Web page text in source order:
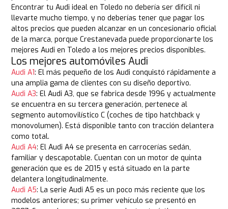
Encontrar tu Audi ideal en Toledo no debería ser difícil ni
llevarte mucho tiempo, y no deberías tener que pagar los
altos precios que pueden alcanzar en un concesionario oficial
de la marca, porque Crestanevada puede proporcionarte los
mejores Audi en Toledo a los mejores precios disponibles.
Los mejores automóviles Audi
Audi A1: El más pequeño de los Audi conquistó rápidamente a
una amplia gama de clientes con su diseño deportivo.
Audi A3: El Audi A3, que se fabrica desde 1996 y actualmente
se encuentra en su tercera generación, pertenece al
segmento automovilístico C (coches de tipo hatchback y
monovolumen). Está disponible tanto con tracción delantera
como total.
Audi A4: El Audi A4 se presenta en carrocerías sedán,
familiar y descapotable. Cuentan con un motor de quinta
generación que es de 2015 y está situado en la parte
delantera longitudinalmente.
Audi A5: La serie Audi A5 es un poco más reciente que los
modelos anteriores; su primer vehículo se presentó en